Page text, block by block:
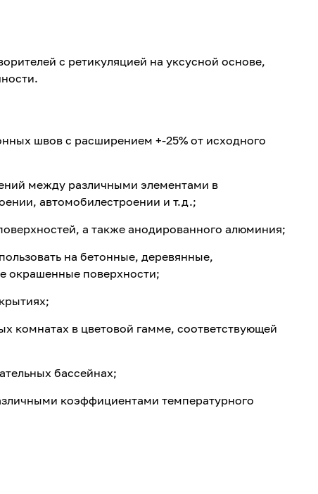
с ретикуляцией на уксусной основе,
швов с расширением +-25% от исходного
между различными элементами в
автомобилестроении и т.д.;
а также анодированного алюминия;
на бетонные, деревянные,
окрашенные поверхности;
комнатах в цветовой гамме, соответствующей
бассейнах;
коэффициентами температурного